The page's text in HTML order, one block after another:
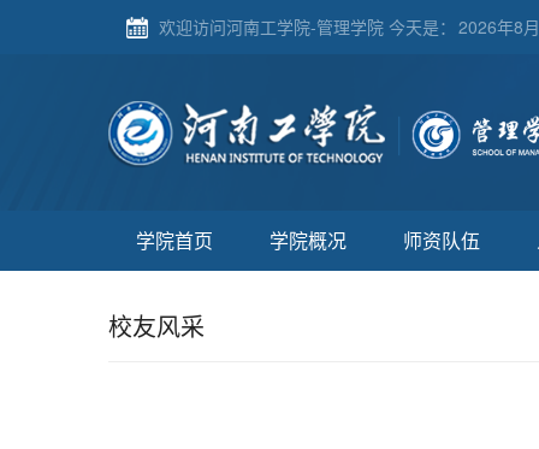
欢迎访问河南工学院-管理学院 今天是： 2026年8
学院首页 学院概况 师资队伍
校友风采